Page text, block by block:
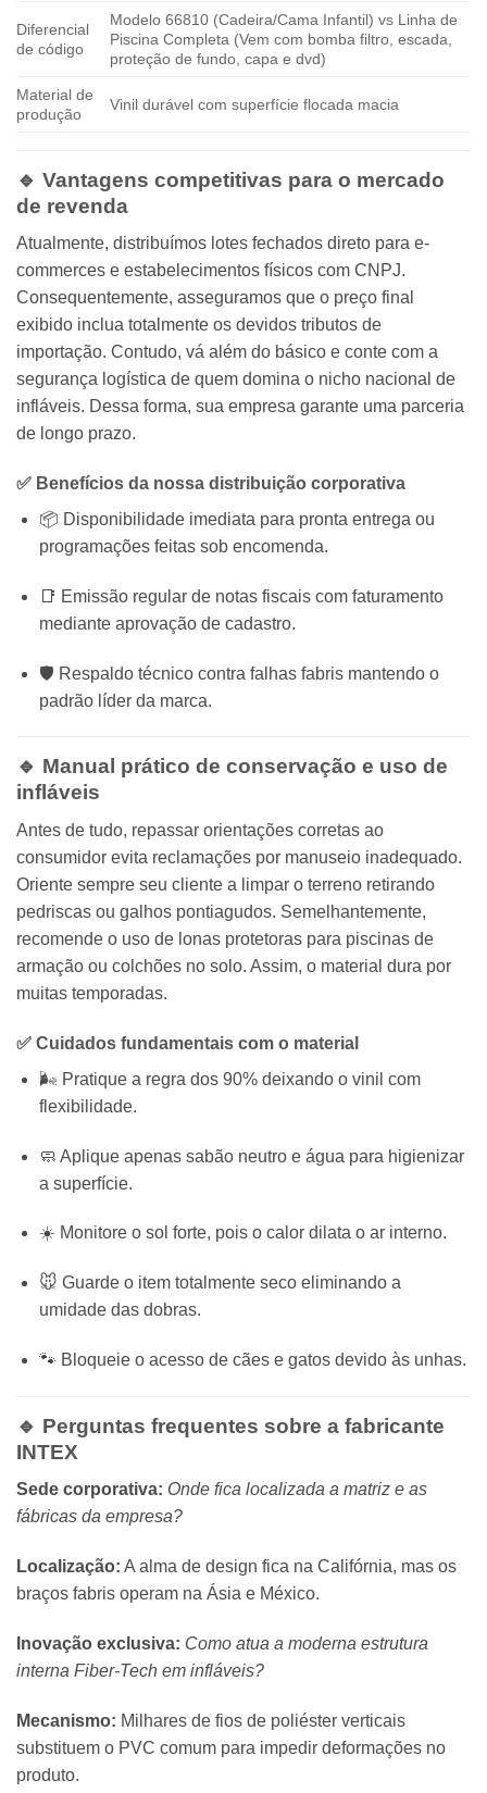
Diferencial
de código
Modelo 66810 (Cadeira/Cama Infantil) vs Linha de
Piscina Completa (Vem com bomba filtro, escada,
proteção de fundo, capa e dvd)
Material de
produção
Vinil durável com superfície flocada macia
🔹 Vantagens competitivas para o mercado
de revenda
Atualmente, distribuímos lotes fechados direto para e-
commerces e estabelecimentos físicos com CNPJ.
Consequentemente, asseguramos que o preço final
exibido inclua totalmente os devidos tributos de
importação. Contudo, vá além do básico e conte com a
segurança logística de quem domina o nicho nacional de
infláveis. Dessa forma, sua empresa garante uma parceria
de longo prazo.
✅ Benefícios da nossa distribuição corporativa
📦 Disponibilidade imediata para pronta entrega ou
programações feitas sob encomenda.
📑 Emissão regular de notas fiscais com faturamento
mediante aprovação de cadastro.
🛡️ Respaldo técnico contra falhas fabris mantendo o
padrão líder da marca.
🔹 Manual prático de conservação e uso de
infláveis
Antes de tudo, repassar orientações corretas ao
consumidor evita reclamações por manuseio inadequado.
Oriente sempre seu cliente a limpar o terreno retirando
pedriscas ou galhos pontiagudos. Semelhantemente,
recomende o uso de lonas protetoras para piscinas de
armação ou colchões no solo. Assim, o material dura por
muitas temporadas.
✅ Cuidados fundamentais com o material
🌬️ Pratique a regra dos 90% deixando o vinil com
flexibilidade.
🧼 Aplique apenas sabão neutro e água para higienizar
a superfície.
☀️ Monitore o sol forte, pois o calor dilata o ar interno.
🐭 Guarde o item totalmente seco eliminando a
umidade das dobras.
🐾 Bloqueie o acesso de cães e gatos devido às unhas.
🔹 Perguntas frequentes sobre a fabricante
INTEX
Sede corporativa: Onde fica localizada a matriz e as
fábricas da empresa?
Localização: A alma de design fica na Califórnia, mas os
braços fabris operam na Ásia e México.
Inovação exclusiva: Como atua a moderna estrutura
interna Fiber-Tech em infláveis?
Mecanismo: Milhares de fios de poliéster verticais
substituem o PVC comum para impedir deformações no
produto.